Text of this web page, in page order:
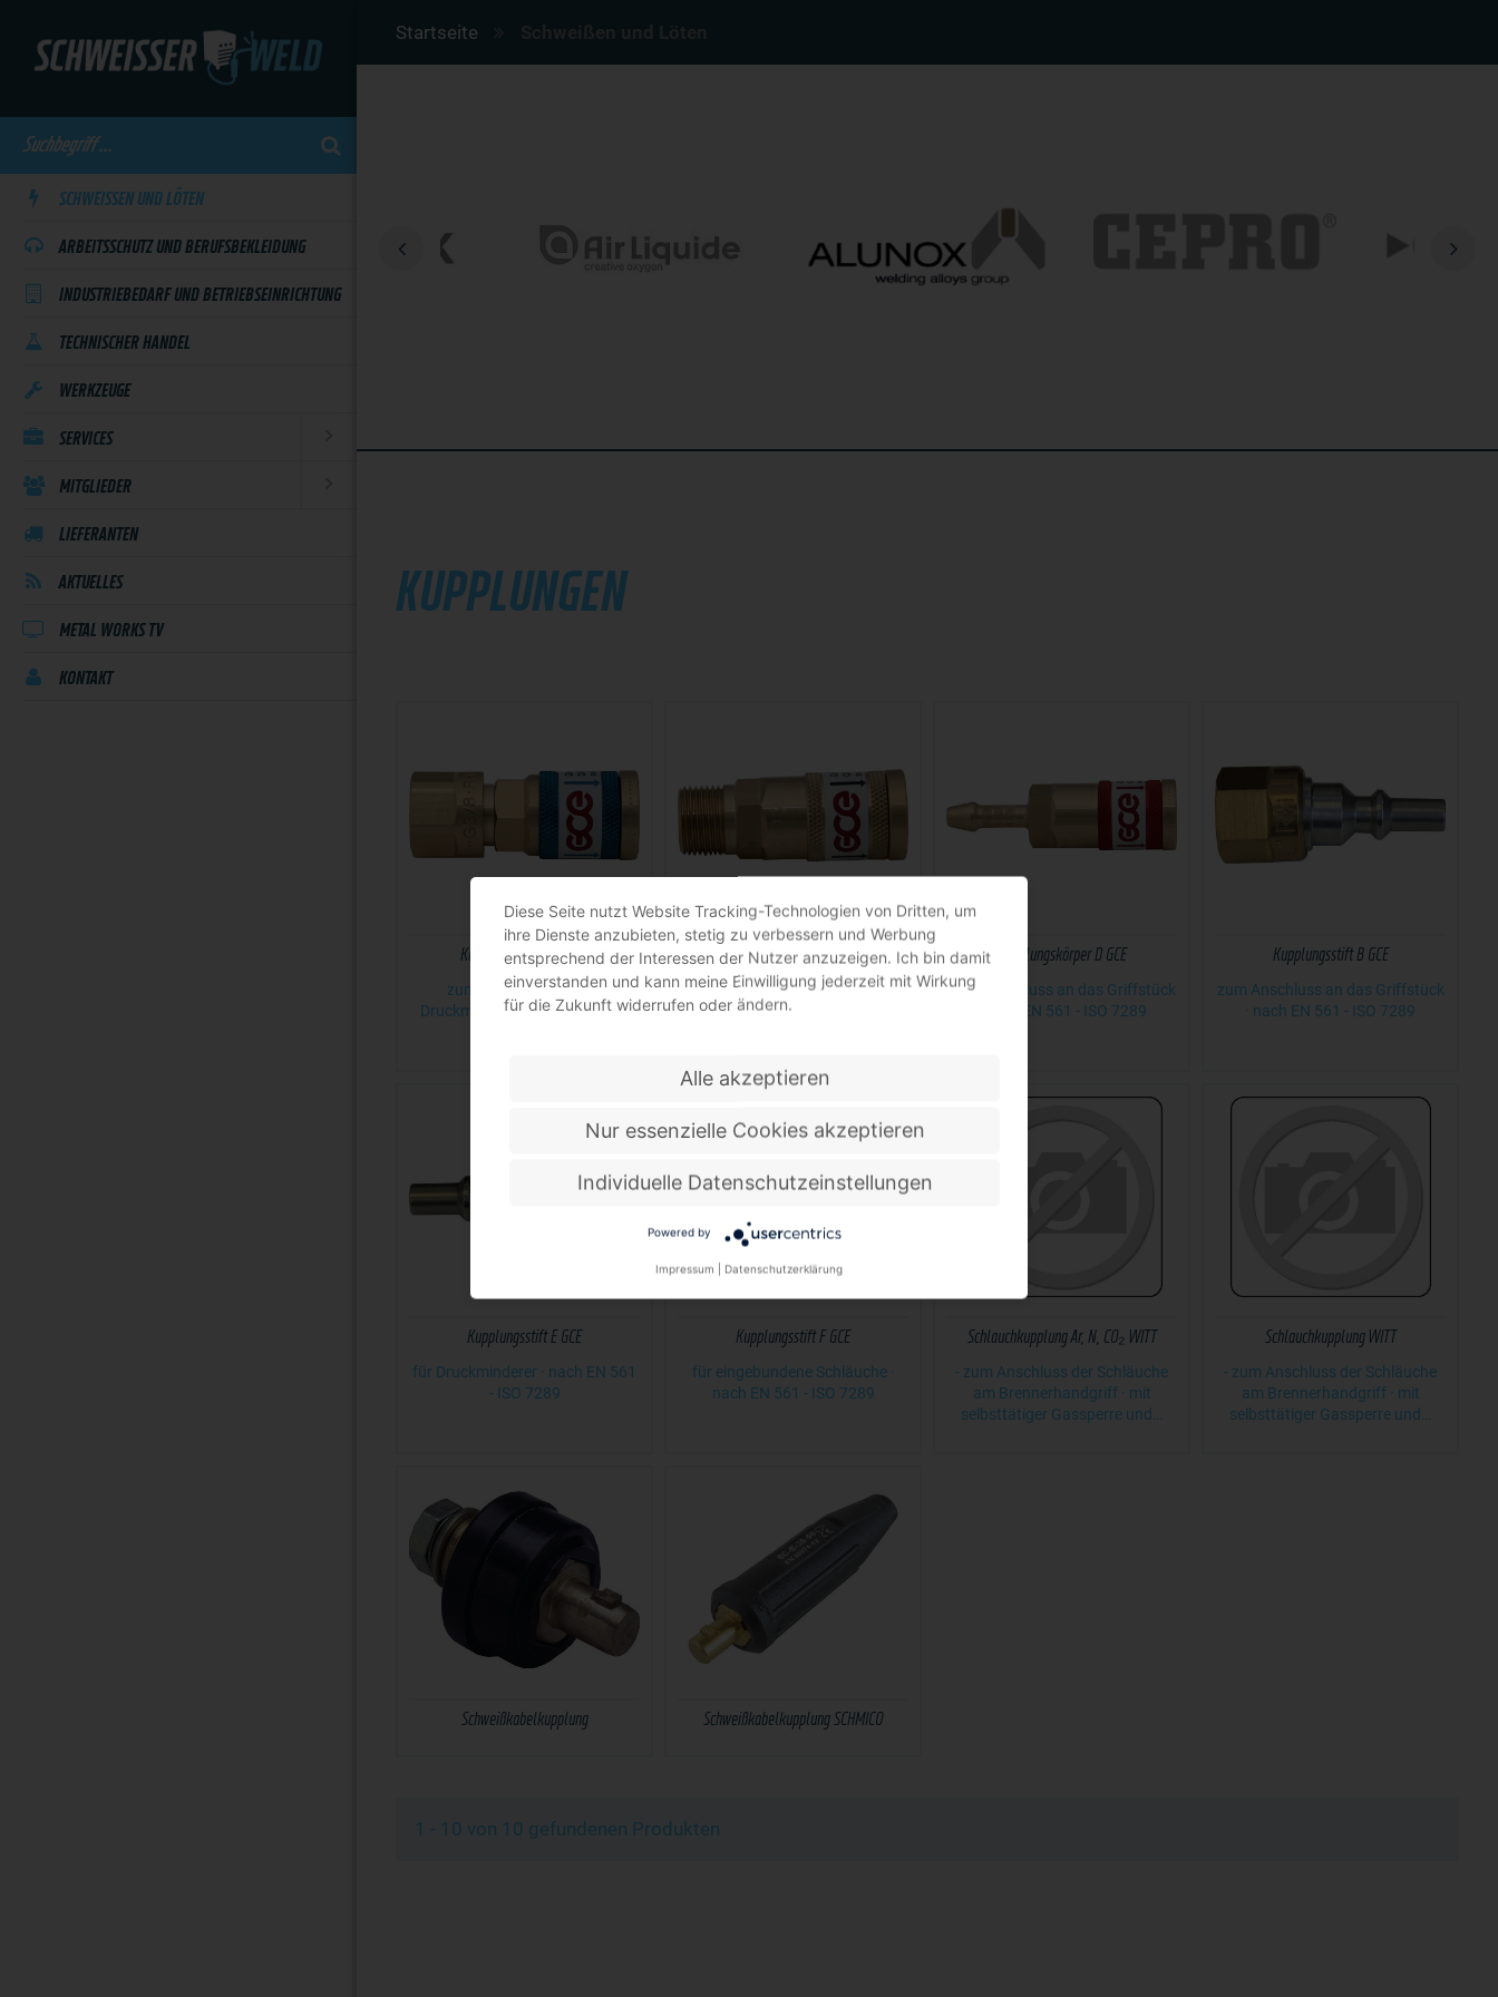
SCHWEISSEN UND LÖTEN
ARBEITSSCHUTZ UND BERUFSBEKLEIDUNG
INDUSTRIEBEDARF UND BETRIEBSEINRICHTUNG
TECHNISCHER HANDEL
WERKZEUGE
SERVICES
MITGLIEDER
LIEFERANTEN
AKTUELLES
METAL WORKS TV
KONTAKT
main
Startseite
KUPPLUNGEN
Kupplungskörper A GCE
zum Anschluss an den
Druckminderer · nach EN 561 -
Kupplungskörper C GCE
für Schlauchanschluss · nach EN
561 - ISO 7289
Kupplungskörper D GCE
zum Anschluss an das Griffstück
· nach EN 561 - ISO 7289
Kupplungsstift B GCE
zum Anschluss an das Griffstück
· nach EN 561 - ISO 7289
Kupplungsstift E GCE
für Druckminderer · nach EN 561
- ISO 7289
Kupplungsstift F GCE
für eingebundene Schläuche ·
nach EN 561 - ISO 7289
Schlauchkupplung Ar, N, CO₂ WITT
- zum Anschluss der Schläuche
am Brennerhandgriff · mit
selbsttätiger Gassperre und…
Schlauchkupplung WITT
- zum Anschluss der Schläuche
am Brennerhandgriff · mit
selbsttätiger Gassperre und…
Schweißkabelkupplung Schweißkabelkupplung SCHMICO
1 - 10 von 10 gefundenen Produkten
Diese Seite nutzt Website Tracking-Technologien von Dritten, um
ihre Dienste anzubieten, stetig zu verbessern und Werbung
entsprechend der Interessen der Nutzer anzuzeigen. Ich bin damit
einverstanden und kann meine Einwilligung jederzeit mit Wirkung
für die Zukunft widerrufen oder ändern.
Alle akzeptieren
Nur essenzielle Cookies akzeptieren
Individuelle Datenschutzeinstellungen
Powered by
Impressum Datenschutzerklärung